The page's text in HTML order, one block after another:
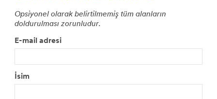
Opsiyonel olarak belirtilmemiş tüm alanların
doldurulması zorunludur.
E-mail adresi
İsim